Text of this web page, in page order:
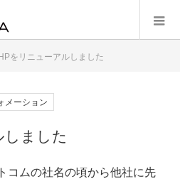
HPをリニューアルしました
メーション
しました
コムの社名の頃から他社に先